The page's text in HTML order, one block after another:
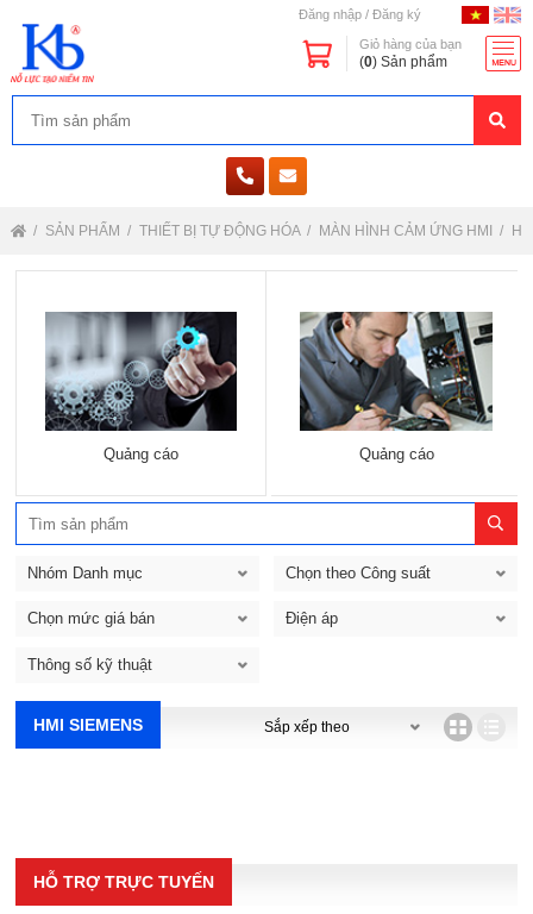
Đăng nhập / Đăng ký
Giỏ hàng của bạn
(0) Sản phẩm
SẢN PHẨM THIẾT BỊ TỰ ĐỘNG HÓA MÀN HÌNH CẢM ỨNG HMI
Quảng cáo Quảng cáo
Nhóm Danh mục Chọn theo Công suất
Chọn mức giá bán Điện áp
Thông số kỹ thuật
HMI SIEMENS
HỖ TRỢ TRỰC TUYẾN